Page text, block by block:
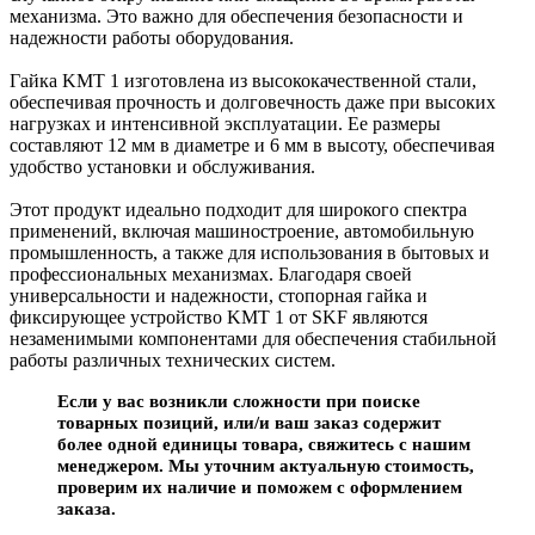
механизма. Это важно для обеспечения безопасности и
надежности работы оборудования.
Гайка KMT 1 изготовлена из высококачественной стали,
обеспечивая прочность и долговечность даже при высоких
нагрузках и интенсивной эксплуатации. Ее размеры
составляют 12 мм в диаметре и 6 мм в высоту, обеспечивая
удобство установки и обслуживания.
Этот продукт идеально подходит для широкого спектра
применений, включая машиностроение, автомобильную
промышленность, а также для использования в бытовых и
профессиональных механизмах. Благодаря своей
универсальности и надежности, стопорная гайка и
фиксирующее устройство KMT 1 от SKF являются
незаменимыми компонентами для обеспечения стабильной
работы различных технических систем.
Если у вас возникли сложности при поиске
товарных позиций, или/и ваш заказ содержит
более одной единицы товара, свяжитесь с нашим
менеджером. Мы уточним актуальную стоимость,
проверим их наличие и поможем с оформлением
заказа.